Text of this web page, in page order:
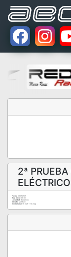
2ª
ELÉCTRICO
Fecha: 09/05/2021
Hora Inicio:
Localidad:
Barcelona
Circuito:Montjuic
Coordenadas:
0 (Lat) - 0 (Long)